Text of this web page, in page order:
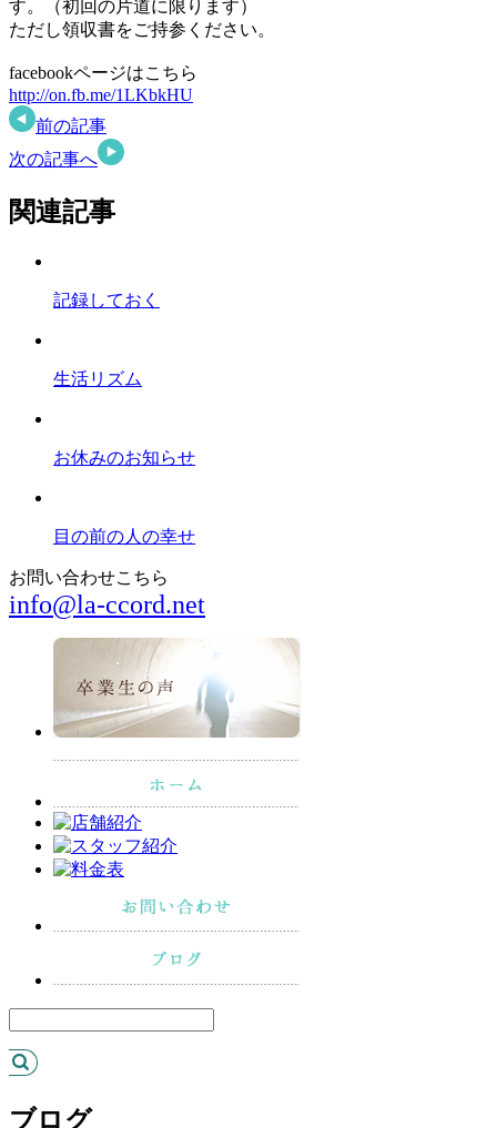
す。（初回の片道に限ります）
ただし領収書をご持参ください。
facebookページはこちら
http://on.fb.me/1LKbkHU
前の記事
次の記事へ
関連記事
記録しておく
生活リズム
お休みのお知らせ
目の前の人の幸せ
お問い合わせこちら
info@la-ccord.net
ブログ